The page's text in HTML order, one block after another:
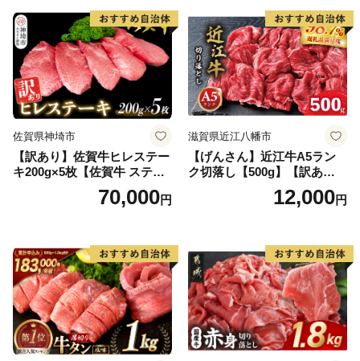
気】(H083106)
佐賀県神埼市
【訳あり】佐賀牛ヒレステー
キ200g×5枚【佐賀牛 ステー
キ ブランド肉 ヒレ肉 フィレ
肉 ジューシー ヘルシー】(H0
70,000円
滋賀県近江八幡市
【げんさん】近江牛A5ラン
ク切落し【500g】【訳あり】
12,000円